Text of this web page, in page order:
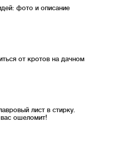
фото и описание
от кротов на дачном
лист в стирку.
вас ошеломит!